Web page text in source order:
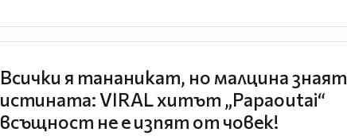
Всички я тананикат, но малцина знаят
истината: VIRAL хитът „Papaoutai“
всъщност не е изпят от човек!